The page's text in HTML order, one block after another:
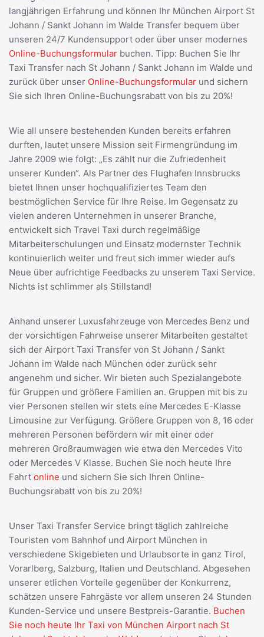
langjährigen Erfahrung und können Ihr München Airport St
Johann / Sankt Johann im Walde Transfer bequem über
unseren 24/7 Kundensupport oder über unser modernes
Online-Buchungsformular buchen. Tipp: Buchen Sie Ihr
Taxi Transfer nach St Johann / Sankt Johann im Walde und
zurück über unser Online-Buchungsformular und sichern
Sie sich Ihren Online-Buchungsrabatt von bis zu 20%!
Wie all unsere bestehenden Kunden bereits erfahren
durften, lautet unsere Mission seit Firmengründung im
Jahre 2009 wie folgt: „Es zählt nur die Zufriedenheit
unserer Kunden“. Als Partner des Flughafen Innsbrucks
bietet Ihnen unser hochqualifiziertes Team den
bestmöglichen Service für Ihre Reise. Im Gegensatz zu
vielen anderen Unternehmen in unserer Branche,
entwickelt sich Travel Taxi durch regelmäßige
Mitarbeiterschulungen und Einsatz modernster Technik
kontinuierlich weiter und freut sich immer wieder aufs
Neue über aufrichtige Feedbacks zu unserem Taxi Service.
Nichts ist schlimmer als Stillstand!
Anhand unserer Luxusfahrzeuge von Mercedes Benz und
der vorsichtigen Fahrweise unserer Mitarbeiten gestaltet
sich der Airport Taxi Transfer von St Johann / Sankt
Johann im Walde nach München oder zurück sehr
angenehm und sicher. Wir bieten auch Spezialangebote
für Gruppen und größere Familien an. Gruppen mit bis zu
vier Personen stellen wir stets eine Mercedes E-Klasse
Limousine zur Verfügung. Größere Gruppen von 8, 16 oder
mehreren Personen befördern wir mit einer oder
mehreren Großraumwagen wie etwa den Mercedes Vito
oder Mercedes V Klasse. Buchen Sie noch heute Ihre
Fahrt online und sichern Sie sich Ihren Online-
Buchungsrabatt von bis zu 20%!
Unser Taxi Transfer Service bringt täglich zahlreiche
Touristen vom Bahnhof und Airport München in
verschiedene Skigebieten und Urlaubsorte in ganz Tirol,
Vorarlberg, Salzburg, Italien und Deutschland. Abgesehen
unserer etlichen Vorteile gegenüber der Konkurrenz,
schätzen unsere Fahrgäste vor allem unseren 24 Stunden
Kunden-Service und unsere Bestpreis-Garantie. Buchen
Sie noch heute Ihr Taxi von München Airport nach St